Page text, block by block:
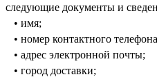
следующие документы и
• имя;
• номер контактного
• адрес электронной почты;
• город доставки;